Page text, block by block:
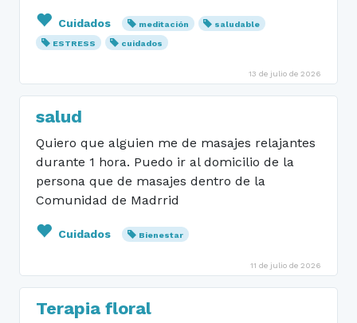
Cuidados meditación
saludable
ESTRESS
cuidados
13 de julio de 2026
salud
Quiero que alguien me de masajes relajantes
durante 1 hora. Puedo ir al domicilio de la
persona que de masajes dentro de la
Comunidad de Madrrid
Cuidados Bienestar
11 de julio de 2026
Terapia floral